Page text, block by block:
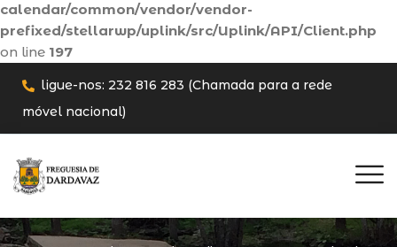
calendar/common/vendor/vendor-
prefixed/stellarwp/uplink/src/Uplink/API/Client.php
on line 197
ligue-nos: 232 816 283 (Chamada para a rede
móvel nacional)